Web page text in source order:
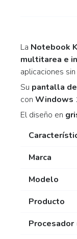
La Notebook
multitarea e
aplicaciones
Su pantalla
con Windows
El diseño en
Marca
Modelo
Producto
Procesador